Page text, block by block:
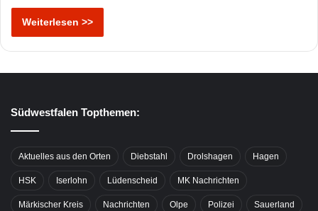
Weiterlesen >>
Südwestfalen Topthemen:
Aktuelles aus den Orten Diebstahl Drolshagen Hagen
HSK Iserlohn Lüdenscheid MK Nachrichten
Märkischer Kreis Nachrichten Olpe Polizei Sauerland